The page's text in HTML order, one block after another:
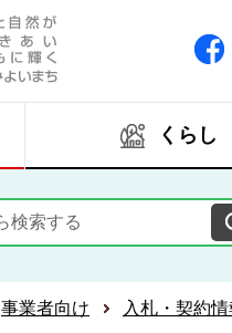
くらし
事業者向け 入札・契約